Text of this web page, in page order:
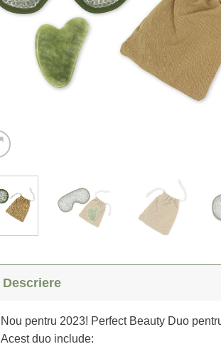
Descriere
Nou pentru 2023! Perfect Beauty Duo
Acest duo include: